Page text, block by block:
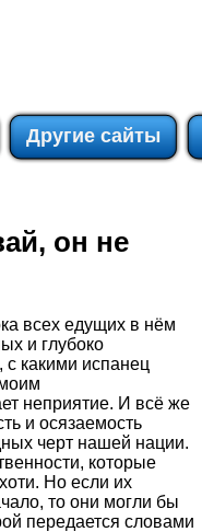
Другие сайты
он не
всех едущих в нём
и глубоко
какими испанец
неприятие. И всё же
и осязаемость
черт нашей нации.
которые
Но если их
то они могли бы
передается словами